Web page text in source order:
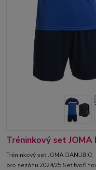
Tréninkový set JOMA
Tréninkový set JOMA
pro sezónu 2024/25 Set tvoří